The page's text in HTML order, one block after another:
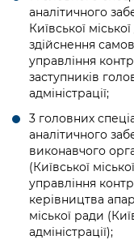
аналітичного
Київської
здійснення
управління
заступників
адміністрації;
3 головних
аналітичного
виконавчого
(Київської
управління
керівництва
міської ради
адміністрації);